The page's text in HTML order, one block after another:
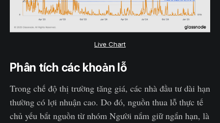
Live Chart
Phân tích các khoản lỗ
Trong chế độ thị trường tăng giá, các nhà đầu tư dài hạn
thường có lợi nhuận cao. Do đó, nguồn thua lỗ thực tế
chủ yếu bắt nguồn từ nhóm Người nắm giữ ngắn hạn, là